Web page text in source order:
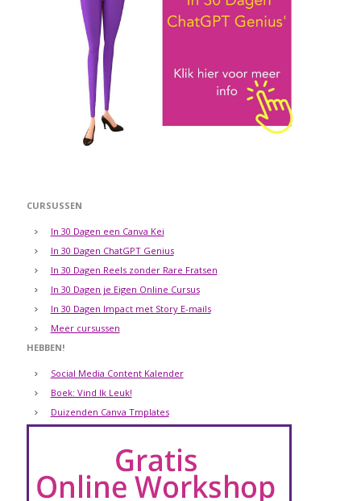
CURSUSSEN
In 30 Dagen een Canva Kei
In 30 Dagen ChatGPT Genius
In 30 Dagen Reels zonder Rare Fratsen
In 30 Dagen je Eigen Online Cursus
In 30 Dagen Impact met Story E-mails
Meer cursussen
HEBBEN!
Social Media Content Kalender
Boek: Vind Ik Leuk!
Duizenden Canva Tmplates